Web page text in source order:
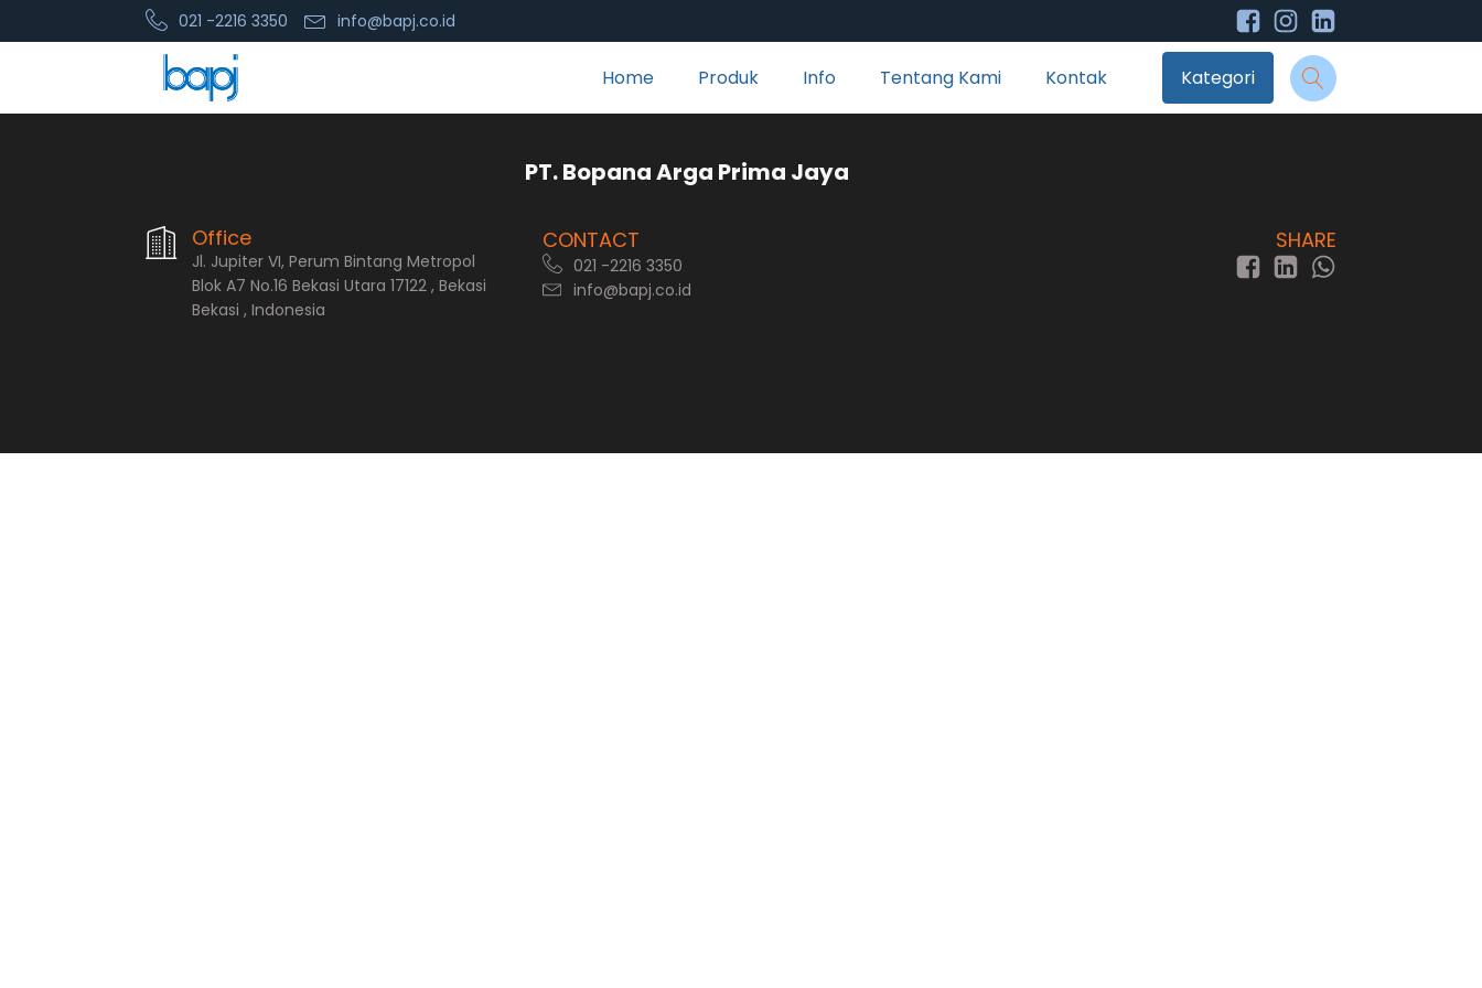
021 -2216 3350 info@bapj.co.id
Home Produk Info Tentang Kami Kontak Kategori
PT. Bopana Arga Prima Jaya
Office
Jl. Jupiter VI, Perum Bintang Metropol
Blok A7 No.16 Bekasi Utara 17122 , Bekasi
Bekasi , Indonesia
CONTACT
021 -2216 3350
info@bapj.co.id
SHARE